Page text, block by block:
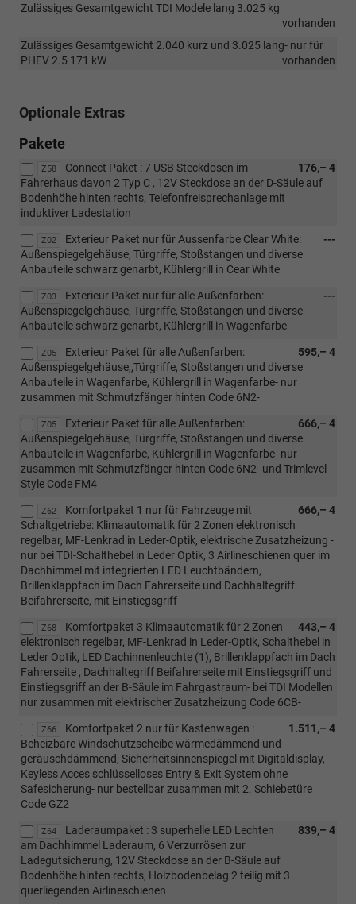
Zulässiges Gesamtgewicht TDI Modele lang 3.025 kg
vorhanden
Zulässiges Gesamtgewicht 2.040 kurz und 3.025 lang- nur für
PHEV 2.5 171 kW
vorhanden
Optionale Extras
Pakete
Z58 176,– 4
Connect Paket : 7 USB Steckdosen im
Fahrerhaus davon 2 Typ C , 12V Steckdose an der D-Säule auf
Bodenhöhe hinten rechts, Telefonfreisprechanlage mit
induktiver Ladestation
Z02 ---
Exterieur Paket nur für Aussenfarbe Clear White:
Außenspiegelgehäuse, Türgriffe, Stoßstangen und diverse
Anbauteile schwarz genarbt, Kühlergrill in Cear White
Z03 ---
Exterieur Paket nur für alle Außenfarben:
Außenspiegelgehäuse, Türgriffe, Stoßstangen und diverse
Anbauteile schwarz genarbt, Kühlergrill in Wagenfarbe
Z05 595,– 4
Exterieur Paket für alle Außenfarben:
Außenspiegelgehäuse,,Türgriffe, Stoßstangen und diverse
Anbauteile in Wagenfarbe, Kühlergrill in Wagenfarbe- nur
zusammen mit Schmutzfänger hinten Code 6N2-
Z05 666,– 4
Exterieur Paket für alle Außenfarben:
Außenspiegelgehäuse, Türgriffe, Stoßstangen und diverse
Anbauteile in Wagenfarbe, Kühlergrill in Wagenfarbe- nur
zusammen mit Schmutzfänger hinten Code 6N2- und Trimlevel
Style Code FM4
Z62 666,– 4
Komfortpaket 1 nur für Fahrzeuge mit
Schaltgetriebe: Klimaautomatik für 2 Zonen elektronisch
regelbar, MF-Lenkrad in Leder-Optik, elektrische Zusatzheizung -
nur bei TDI-Schalthebel in Leder Optik, 3 Airlineschienen quer im
Dachhimmel mit integrierten LED Leuchtbändern,
Brillenklappfach im Dach Fahrerseite und Dachhaltegriff
Beifahrerseite, mit Einstiegsgriff
Z68 443,– 4
Komfortpaket 3 Klimaautomatik für 2 Zonen
elektronisch regelbar, MF-Lenkrad in Leder-Optik, Schalthebel in
Leder Optik, LED Dachinnenleuchte (1), Brillenklappfach im Dach
Fahrerseite , Dachhaltegriff Beifahrerseite mit Einstiegsgriff und
Einstiegsgriff an der B-Säule im Fahrgastraum- bei TDI Modellen
nur zusammen mit elektrischer Zusatzheizung Code 6CB-
Z66 1.511,– 4
Komfortpaket 2 nur für Kastenwagen :
Beheizbare Windschutzscheibe wärmedämmend und
geräuschdämmend, Sicherheitsinnenspiegel mit Digitaldisplay,
Keyless Acces schlüsselloses Entry & Exit System ohne
Safesicherung- nur bestellbar zusammen mit 2. Schiebetüre
Code GZ2
Z64 839,– 4
Laderaumpaket : 3 superhelle LED Lechten
am Dachhimmel Laderaum, 6 Verzurrösen zur
Ladegutsicherung, 12V Steckdose an der B-Säule auf
Bodenhöhe hinten rechts, Holzbodenbelag 2 teilig mit 3
querliegenden Airlineschienen